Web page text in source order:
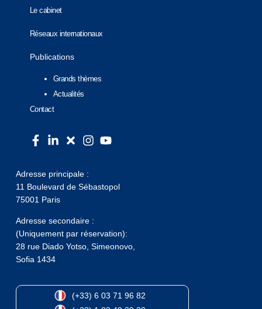
Le cabinet
Réseaux internationaux
Publications
Grands thèmes
Actualités
Contact
Adresse principale :
11 Boulevard de Sébastopol
75001 Paris
Adresse secondaire :
(Uniquement par réservation):
28 rue Diado Yotso, Simeonovo,
Sofia 1434
(+33) 6 03 71 96 82